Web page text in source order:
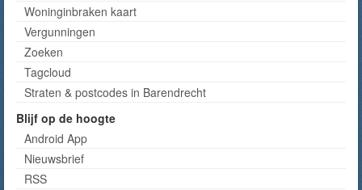
Woninginbraken kaart
Vergunningen
Zoeken
Tagcloud
Straten & postcodes in Barendrecht
Blijf op de hoogte
Android App
Nieuwsbrief
RSS